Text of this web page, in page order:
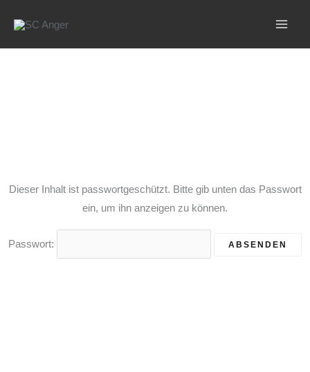
Inhalt
springen
Dieser Inhalt ist passwortgeschützt. Bitte gib unten das Passwort
ein, um ihn anzeigen zu können.
Passwort: